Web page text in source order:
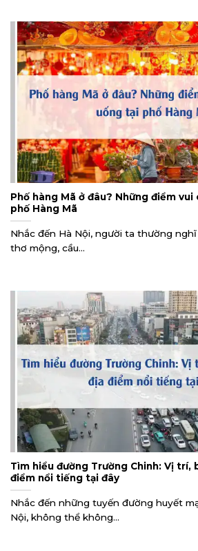
Phố hàng Mã ở đâu? Những điểm
phố Hàng Mã
Nhắc đến Hà Nội, người ta thường
thơ mộng, cầu...
Tìm hiểu đường Trường Chinh: Vị trí,
điểm nổi tiếng tại đây
Nhắc đến những tuyến đường huyết
Nội, không thể không...